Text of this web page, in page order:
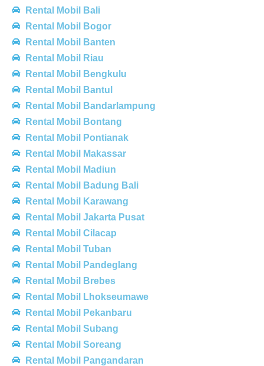
Rental Mobil Bali
Rental Mobil Bogor
Rental Mobil Banten
Rental Mobil Riau
Rental Mobil Bengkulu
Rental Mobil Bantul
Rental Mobil Bandarlampung
Rental Mobil Bontang
Rental Mobil Pontianak
Rental Mobil Makassar
Rental Mobil Madiun
Rental Mobil Badung Bali
Rental Mobil Karawang
Rental Mobil Jakarta Pusat
Rental Mobil Cilacap
Rental Mobil Tuban
Rental Mobil Pandeglang
Rental Mobil Brebes
Rental Mobil Lhokseumawe
Rental Mobil Pekanbaru
Rental Mobil Subang
Rental Mobil Soreang
Rental Mobil Pangandaran